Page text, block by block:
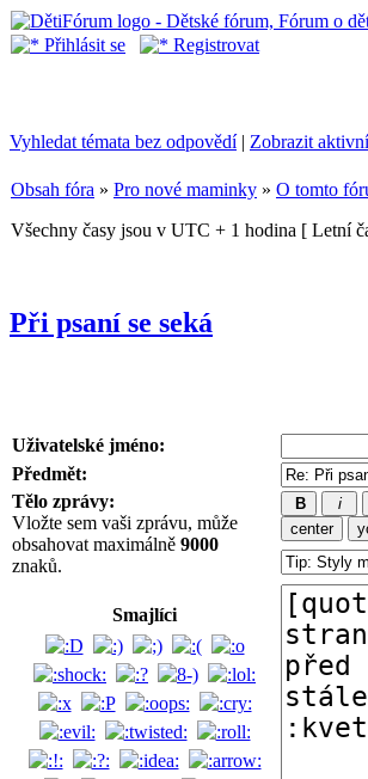
Přihlásit se Registrovat
Vyhledat témata bez odpovědí| Zobrazit
Obsah fóra » Pro nové maminky » O tomto
Všechny časy jsou v UTC + 1 hodina [ Letní
Při psaní se seká
Uživatelské jméno:
Předmět:
Tělo zprávy:
Vložte sem vaši zprávu, může
obsahovat maximálně 9000
znaků.
Smajlíci